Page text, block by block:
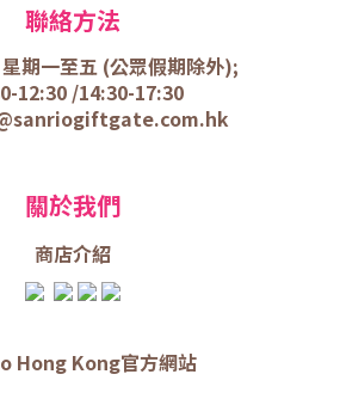
聯絡方法
星期一至五 (公眾假期除外);
12:30 /14:30-17:30
關於我們
商店介紹
Hong Kong官方網站